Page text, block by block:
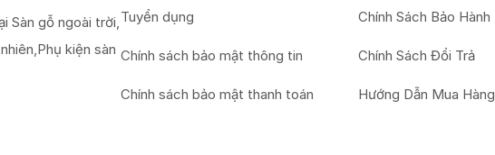
Sàn gỗ ngoài trời,
kiện sàn
Tuyển dụng
Chính sách bảo mật thông tin
Chính sách bảo mật thanh toán
Chính Sách Bảo Hành
Chính Sách Đổi Trả
Hướng Dẫn Mua Hàng